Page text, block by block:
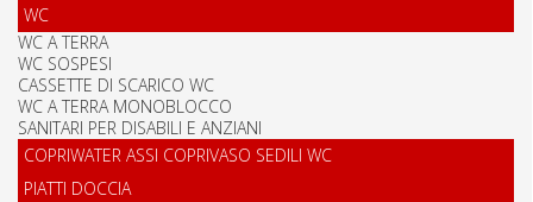
WC
WC A TERRA
WC SOSPESI
CASSETTE DI SCARICO WC
WC A TERRA MONOBLOCCO
SANITARI PER DISABILI E ANZIANI
COPRIWATER ASSI COPRIVASO SEDILI WC
PIATTI DOCCIA